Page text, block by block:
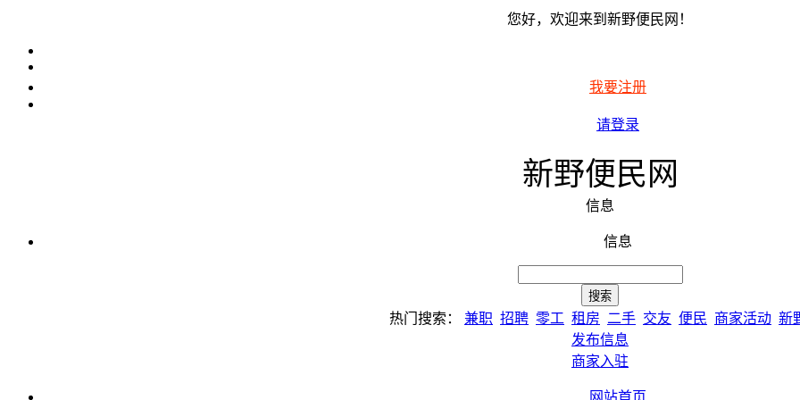
您好，欢迎来到新野便民网！
我要注册
请登录
新野便民网
信息
信息
热门搜索： 兼职 招聘 零工 租房 二手 交友 便民 商家活动 新
发布信息
商家入驻
网站首页